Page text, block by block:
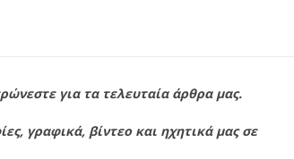
για τα τελευταία άρθρα μας.
γραφικά, βίντεο και ηχητικά μας σε